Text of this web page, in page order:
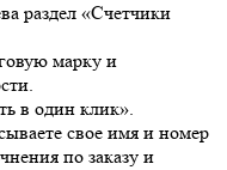
раздел «Счетчики
марку и
в один клик».
свое имя и номер
по заказу и